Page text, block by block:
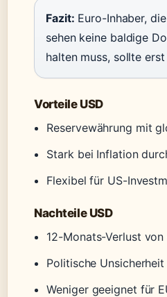
Fazit: Euro-Inhaber,
sehen keine baldige
halten muss, sollte
Vorteile USD
Reservewährung mit
Stark bei Inflation
Flexibel für US-
Nachteile USD
12-Monats-Verlust
Politische
Weniger geeignet für